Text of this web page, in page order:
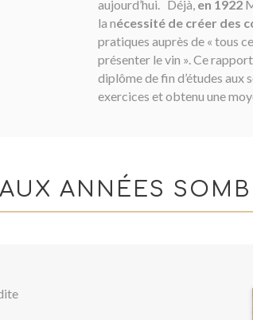
aujourd’hui. Déjà, en 1922
la nécessité de créer des
pratiques auprès de « tous
présenter le vin ». Ce
diplôme de fin d’études aux
exercices et obtenu une
ANNÉES